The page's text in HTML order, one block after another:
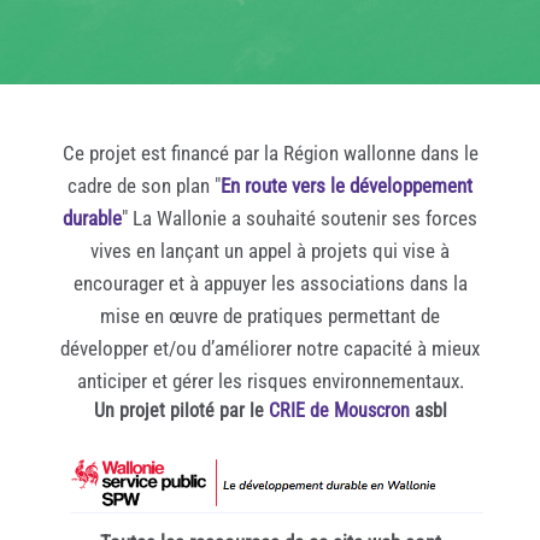
Ce projet est financé par la Région wallonne dans le
cadre de son plan "En route vers le développement
durable" La Wallonie a souhaité soutenir ses forces
vives en lançant un appel à projets qui vise à
encourager et à appuyer les associations dans la
mise en œuvre de pratiques permettant de
développer et/ou d’améliorer notre capacité à mieux
anticiper et gérer les risques environnementaux.
Un projet piloté par le CRIE de Mouscronasbl